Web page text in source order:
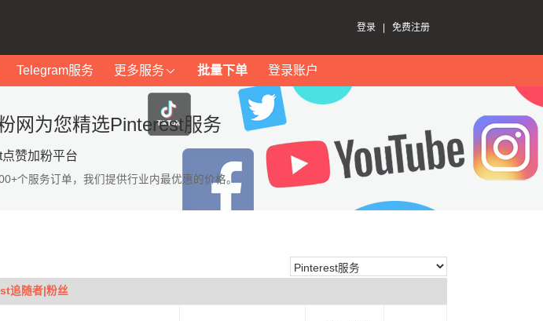
登录 免费注册
Telegram服务 更多服务 批量下单 登录账户
网为您精选Pinterest服务
赞加粉平台
个服务订单，我们提供行业内最优惠的价格。
追随者|粉丝